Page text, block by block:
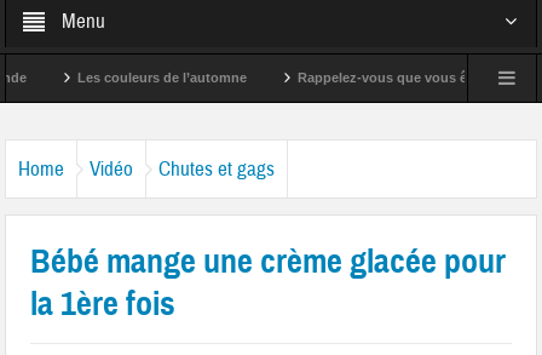
Menu
Les couleurs de l’automne Rappelez-vous que vous êtes super !
Home Vidéo Chutes et gags
Bébé mange une crème glacée pour
la 1ère fois